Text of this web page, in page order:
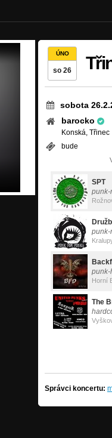
ÚNO
so 26
sobota
barocko
Konská, Třinec
bude
SPT
punk-
punk-
punk-
Horní
The
Správci koncertu: